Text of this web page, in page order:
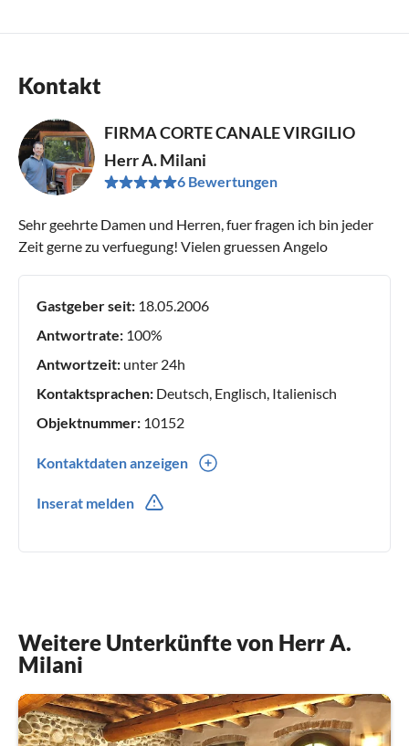
Kontakt
FIRMA CORTE CANALE VIRGILIO
Herr A. Milani
6 Bewertungen
Sehr geehrte Damen und Herren, fuer fragen ich bin jeder
Zeit gerne zu verfuegung! Vielen gruessen Angelo
Gastgeber seit: 18.05.2006
Antwortrate: 100%
Antwortzeit: unter 24h
Kontaktsprachen: Deutsch, Englisch, Italienisch
Objektnummer: 10152
Kontaktdaten anzeigen
Inserat melden
Weitere Unterkünfte von Herr A.
Milani